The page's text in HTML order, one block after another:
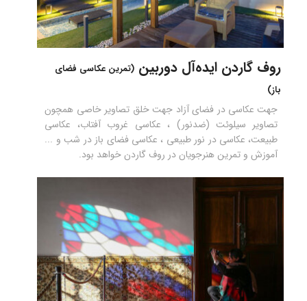
روف گاردن ایده‌آل دوربین (تمرین عکاسی فضای
باز)
جهت عکاسی در فضای آزاد جهت خلق تصاویر خاصی همچون
تصاویر سیلوئت (ضدنور) ، عکاسی غروب آفتاب، عکاسی
طبیعت، عکاسی در نور طبیعی ، عکاسی فضای باز در شب و ...
آموزش و تمرین هنرجویان در روف گاردن خواهد بود.